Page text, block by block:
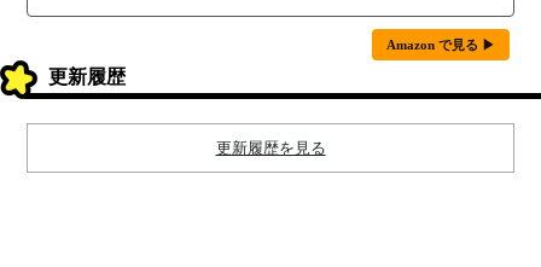
Amazon で見る ▶
更新履歴
更新履歴を見る